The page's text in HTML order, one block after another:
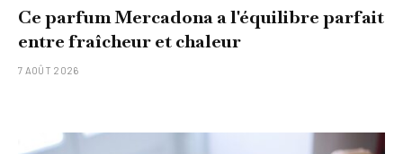
Ce parfum Mercadona a l'équilibre parfait
entre fraîcheur et chaleur
7 AOÛT 2026